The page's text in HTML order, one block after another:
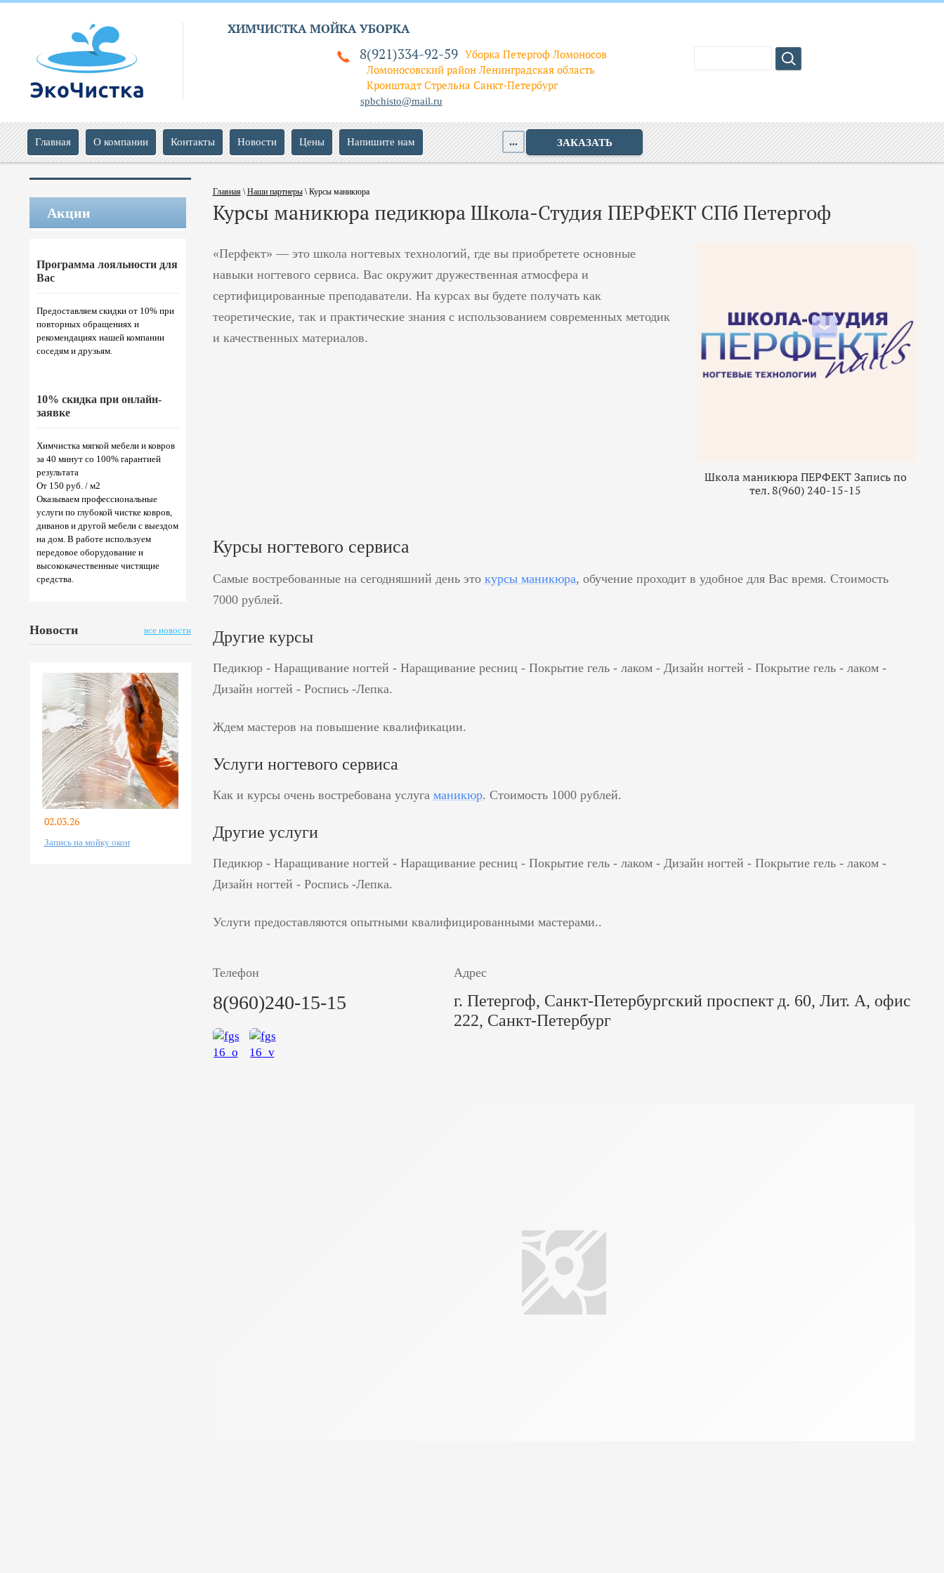
ХИМЧИСТКА МОЙКА УБОРКА
8(921)334-92-59 Уборка Петергоф Ломоносов
Ломоносовский район Ленинградская область
Кронштадт Стрельна Санкт-Петербург
spbchisto@mail.ru
Главная О компании Контакты Новости Цены Напишите нам ... ЗАКАЗАТЬ
Акции
Программа лояльности для
Вас
Предоставляем скидки от 10% при
повторных обращениях и
рекомендациях нашей компании
соседям и друзьям.
10% скидка при онлайн-
заявке
Химчистка мягкой мебели и ковров
за 40 минут со 100% гарантией
результата
От 150 руб. / м2
Оказываем профессиональные
услуги по глубокой чистке ковров,
диванов и другой мебели с выездом
на дом. В работе используем
передовое оборудование и
высококачественные чистящие
средства.
Новости все новости
02.03.26
Запись на мойку окон
Главная\Наши партнеры\Курсы маникюра
Курсы маникюра педикюра Школа-Студия ПЕРФЕКТ СПб Петергоф
Школа маникюра ПЕРФЕКТ Запись по
тел.8(960) 240-15-15
«Перфект» — это школа ногтевых технологий, где вы приобретете основные
навыки ногтевого сервиса. Вас окружит дружественная атмосфера и
сертифицированные преподаватели. На курсах вы будете получать как
теоретические, так и практические знания с использованием современных методик
и качественных материалов.
Курсы ногтевого сервиса
Самые востребованные на сегодняшний день это курсы маникюра, обучение проходит в удобное для Вас время. Стоимость
7000 рублей.
Другие курсы
Педикюр - Наращивание ногтей - Наращивание ресниц - Покрытие гель - лаком - Дизайн ногтей - Покрытие гель - лаком -
Дизайн ногтей - Роспись -Лепка.
Ждем мастеров на повышение квалификации.
Услуги ногтевого сервиса
Как и курсы очень востребована услуга маникюр. Стоимость 1000 рублей.
Другие услуги
Педикюр - Наращивание ногтей - Наращивание ресниц - Покрытие гель - лаком - Дизайн ногтей - Покрытие гель - лаком -
Дизайн ногтей - Роспись -Лепка.
Услуги предоставляются опытными квалифицированными мастерами..
Телефон
8(960)240-15-15
Адрес
г. Петергоф, Санкт-Петербургский проспект д. 60, Лит. А, офис
222, Санкт-Петербург